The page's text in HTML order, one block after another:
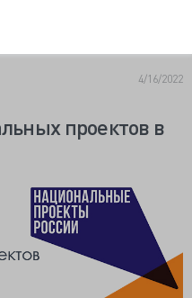
4/16/2022
проектов в